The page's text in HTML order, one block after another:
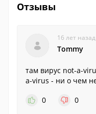
Отзывы
16 лет назад
Tommy
там вирус not-a-
a-virus - ни о чем
0
0